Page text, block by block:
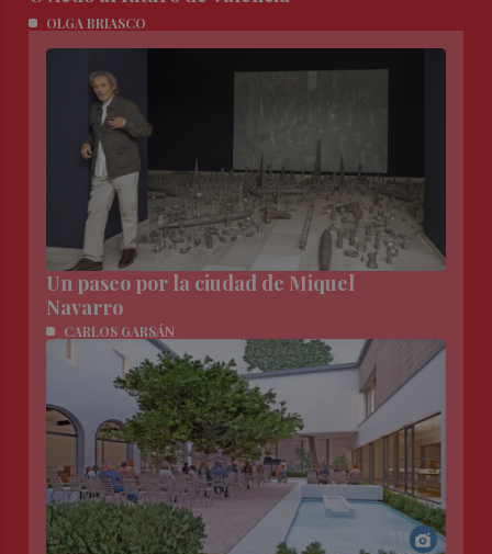
OLGA BRIASCO
Un paseo por la ciudad de Miquel
Navarro
CARLOS GARSÁN